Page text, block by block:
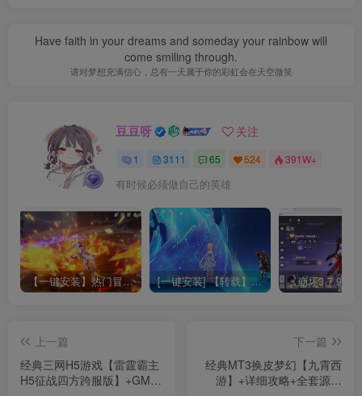
Have faith in your dreams and someday your rainbow will
come smiling through.
请对梦想充满信心，总有一天属于你的彩虹会在天空微笑
豆豆呀 关注
1 3111 65 524 391W+
有时候必须做自己的英雄
【一键安装】热门冒险策略类游戏崩坏：星穹铁道全新2.3版本一键端+一键代理+一键启动+免虚拟机 [一键安装] 【转载】原神3.4真端服务端+源码+配套客户端+详尽说明+GM工具+源码说明文件
上一篇
经典三网H5游戏【雷霆霸主
H5征战四方跨服版】+GM后
下一篇
经典MT3换皮梦幻【九霄西
游】+详细攻略+全套源码